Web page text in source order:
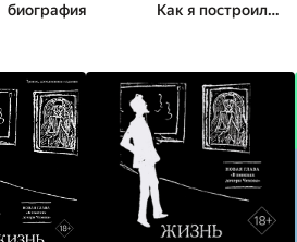
биография
Как я построил
получая
удовольствие от
жизни